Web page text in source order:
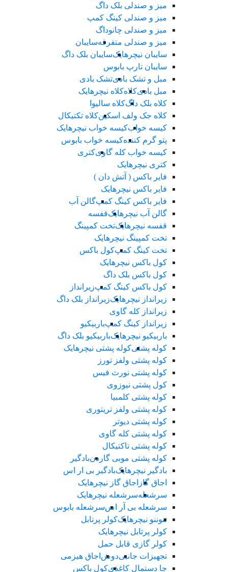
میز و صندلی بلک داگ
میز و صندلی کینگ کمپ
میز و صندلی چانوداگ
میز و صندلی متفرقهسایبان
سایبان نیچرهایکسایبان بلک داگ
سایبان تارپ بابوس
مبل و تشک بادیتشک بادی
مبل بادیکلاهکلاه نیچرهایک
کلاه بلک داگکلاه سالیوا
کلاه جک‌ ولف‌ اسکینکلاه تکتیکال
کیسه خوابکیسه خواب نیچرهایک
پتو گرم کنندهکیسه خواب بابوس
کیسه خواب کله گاویکتری
کتری نیچرهایک
فایر باکس ( آتش دان )
فایر باکس نیچرهایک
فایر باکس کینگ کمپگالن آب
گالن آب نیچرهایکقفسه
قفسه نیچرهایکتخت کمپینگ
تخت کمپینگ نیچرهایک
تخت کینگ کمپکول باکس
کول باکس نیچرهایک
کول باکس بلک داگ
کول باکس کینگ کمپزیرانداز
زیرانداز نیچرهایکزیرانداز بلک داگ
زیرانداز کله گاوی
زیرانداز کینگ کمپباربیکیو
باربیکیو نیچرهایکباربیکیو بلک داگ
کوله پشتیکوله پشتی نیچرهایک
کوله پشتی ولفز تورز
کوله پشتی نورث فیس
کول پشتی نیوزوی
کوله پشتی کلمبیا
کوله پشتی ولفز تریتوری
کوله پشتی دیوتر
کوله پشتی کله گاوی
کوله پشتی تاکتیکال
کوله پشتی موبی گاردنبادگیر
بادگیر نیچرهایکبادگیر بی ار اس
اجاق گاز اجاق گاز نیچرهایک
سرشعلهسرشعله نیچرهایک
سرشعله بی آر اسسرشعله بابوس
ننوننو نیچرهایککولر پرتابل
کولر پرتابل نیچرهایک
کولر گازی قابل حمل
تجهیزات جانبیدوش اجاق هیزمی
جا دستمال کاغذیکول باکس